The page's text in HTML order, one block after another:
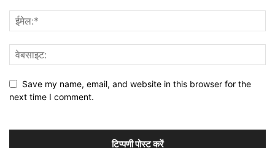
Save my name, email, and website in this browser for the
next time I comment.